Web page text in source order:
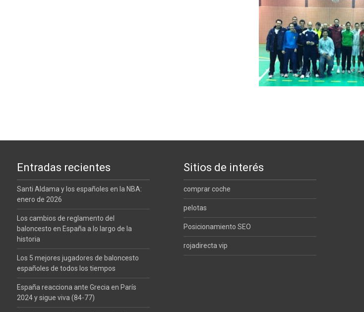
Entradas recientes
Santi Aldama y los españoles en la NBA:
enero de 2026
Los cambios de reglamento del
baloncesto en España a lo largo de la
historia
Los 5 mejores jugadores de baloncesto
españoles de todos los tiempos
España reacciona ante Grecia en París
2024 y sigue viva (84-77)
Sitios de interés
comprar coche
pelotas
Posicionamiento SEO
rojadirecta vip